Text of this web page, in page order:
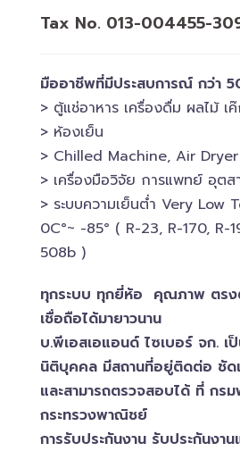
Tax No. 013-004455-
มืออาชีพที่มีประสบการณ์ กว่า
> ตู้แช่อาหาร เครื่องดื่ม ผลไม้ เ
> ห้องเย็น
> Chilled​ Machine, Air Dryer
> เครื่องมือวิจัย การแพทย์​ อุตส
> ระบบความเย็นต่ำ Very Low
0C°~ -​85° ( R-23, R-170, R-
508b )
ทุกระบบ ทุกยี่ห้อ คุณภาพ ตรง
เชื่อถือได้มายาวนาน
บ.พีเอสเอ​แอนด์ ไซเบอร์​ จก. เ
นิติบุคคล​ มีสถานที่อยู่ติดต่อ ชัด
และสามารถตรวจสอบ​ได้ ที่ กร
กระทรวงพาณิชย์
การรับประกันงาน รับประกันงา